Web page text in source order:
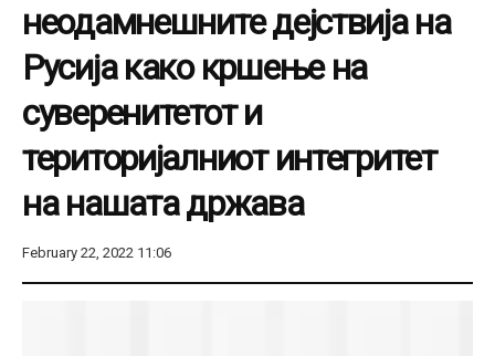
неодамнешните дејствија на
Русија како кршење на
суверенитетот и
територијалниот интегритет
на нашата држава
February 22, 2022 11:06